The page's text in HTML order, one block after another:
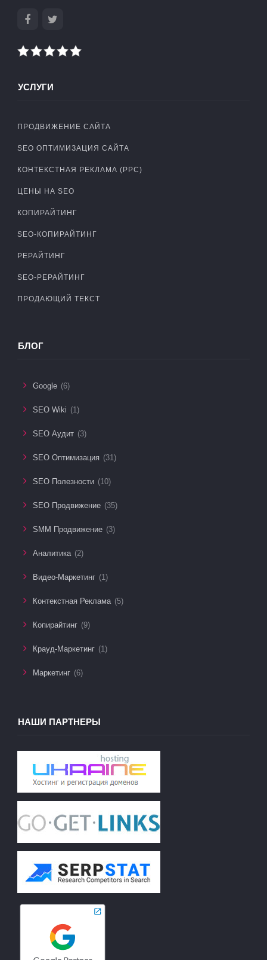
УСЛУГИ
ПРОДВИЖЕНИЕ САЙТА
SEO ОПТИМИЗАЦИЯ САЙТА
КОНТЕКСТНАЯ РЕКЛАМА (PPC)
ЦЕНЫ НА SEO
КОПИРАЙТИНГ
SEO-КОПИРАЙТИНГ
РЕРАЙТИНГ
SEO-РЕРАЙТИНГ
ПРОДАЮЩИЙ ТЕКСТ
БЛОГ
Google (6)
SEO Wiki (1)
SEO Аудит (3)
SEO Оптимизация (31)
SEO Полезности (10)
SEO Продвижение (35)
SMM Продвижение (3)
Аналитика (2)
Видео-Маркетинг (1)
Контекстная Реклама (5)
Копирайтинг (9)
Крауд-Маркетинг (1)
Маркетинг (6)
НАШИ ПАРТНЕРЫ